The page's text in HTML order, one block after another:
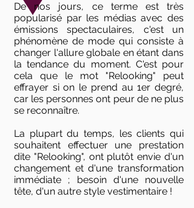
De nos jours, ce terme est très
popularisé par les médias avec des
émissions spectaculaires, c'est un
phénomène de mode qui consiste à
changer l'allure globale en étant dans
la tendance du moment. C'est pour
cela que le mot "Relooking" peut
effrayer si on le prend au 1er degré,
car les personnes ont peur de ne plus
se reconnaître.
La plupart du temps, les clients qui
souhaitent effectuer une prestation
dite "Relooking", ont plutôt envie d'un
changement et d'une transformation
immédiate ; besoin d'une nouvelle
tête, d'un autre style vestimentaire !